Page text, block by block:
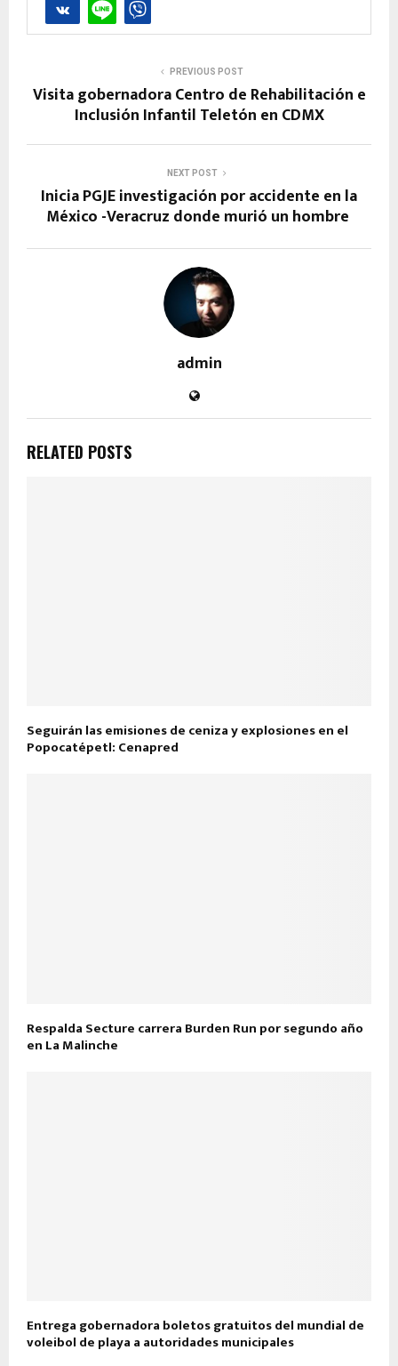
PREVIOUS POST
Visita gobernadora Centro de Rehabilitación e
Inclusión Infantil Teletón en CDMX
NEXT POST
Inicia PGJE investigación por accidente en la
México -Veracruz donde murió un hombre
admin
RELATED POSTS
Seguirán las emisiones de ceniza y explosiones en el
Popocatépetl: Cenapred
Respalda Secture carrera Burden Run por segundo año
en La Malinche
Entrega gobernadora boletos gratuitos del mundial de
voleibol de playa a autoridades municipales